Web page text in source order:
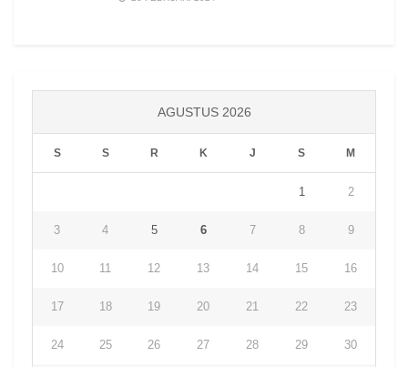
AGUSTUS 2026
S S R K J S M
1 2
3 4 5 6 7 8 9
10 11 12 13 14 15 16
17 18 19 20 21 22 23
24 25 26 27 28 29 30